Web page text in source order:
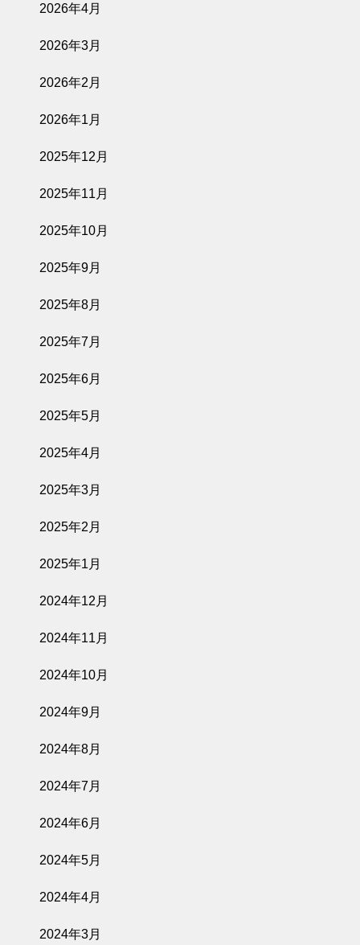
2026年4月
2026年3月
2026年2月
2026年1月
2025年12月
2025年11月
2025年10月
2025年9月
2025年8月
2025年7月
2025年6月
2025年5月
2025年4月
2025年3月
2025年2月
2025年1月
2024年12月
2024年11月
2024年10月
2024年9月
2024年8月
2024年7月
2024年6月
2024年5月
2024年4月
2024年3月